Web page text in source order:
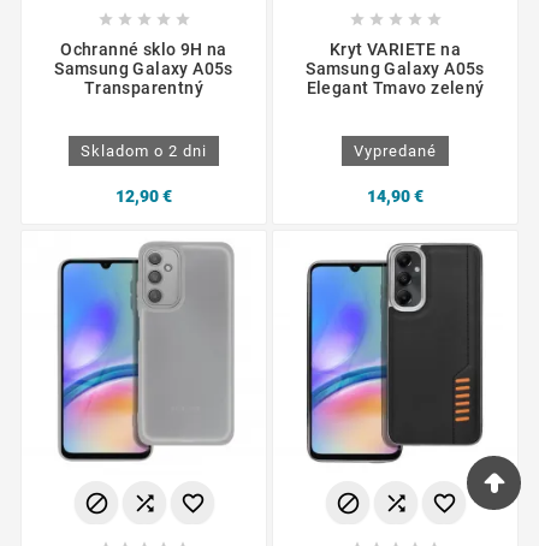
    
Ochranné sklo 9H na
Samsung Galaxy A05s
Transparentný
Skladom o 2 dni
12,90 €
    
Kryt VARIETE na
Samsung Galaxy A05s
Elegant Tmavo zelený
Vypredané
14,90 €
     